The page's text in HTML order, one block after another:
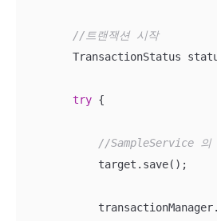
//트랜잭션 시작
TransactionStatus
try {
//SampleService 의
            target.save();